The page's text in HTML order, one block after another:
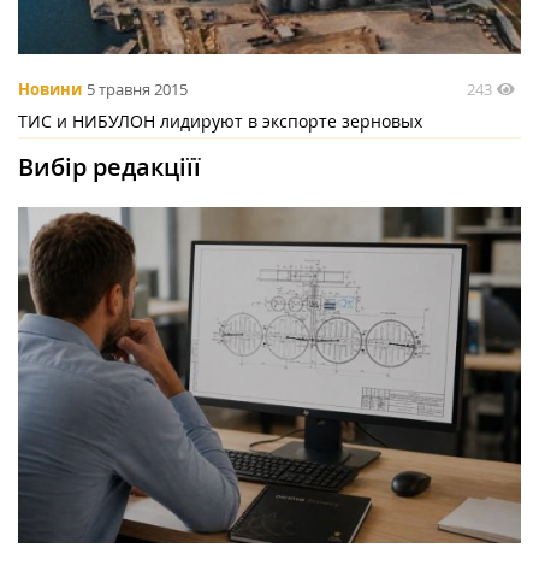
Новини 5 травня 2015 243
ТИС и НИБУЛОН лидируют в экспорте зерновых
Вибір редакціїї